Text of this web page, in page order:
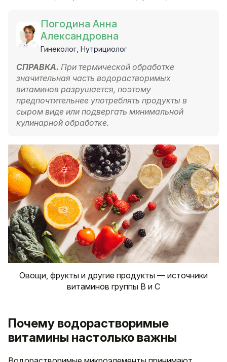
Погодина Анна
Александровна
Гинеколог, Нутрициолог
СПРАВКА. При термической обработке
значительная часть водорастворимых
витаминов разрушается, поэтому
предпочтительнее употреблять продукты в
сыром виде или подвергать минимальной
кулинарной обработке.
Овощи, фрукты и другие продукты — источники
витаминов группы B и C
Почему водорастворимые
витамины настолько важны